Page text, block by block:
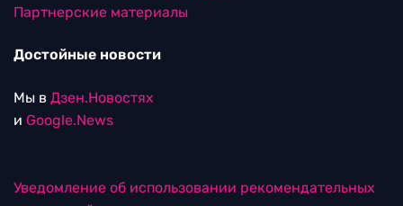
Партнерские материалы
Достойные новости
Мы в Дзен.Новостях
и Google.News
Уведомление об использовании рекомендательных